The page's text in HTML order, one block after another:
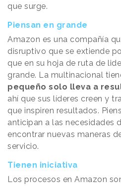
que surge.
Piensan en grande
Amazon es una compañía
disruptivo que se extiende
que en su hoja de ruta de
grande. La multinacional
pequeño solo lleva a
ahí que sus líderes creen y
que inspiren resultados.
anticipan a las necesidades
encontrar nuevas maneras
servicio.
Tienen iniciativa
Los procesos en Amazon